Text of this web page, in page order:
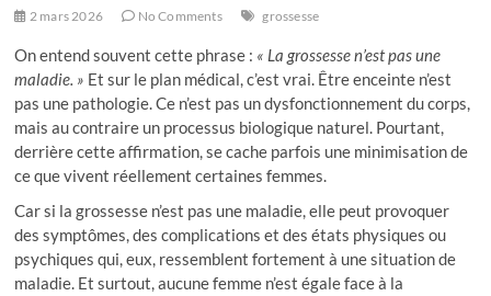
2 mars 2026 No Comments grossesse
On entend souvent cette phrase : « La grossesse n’est pas une
maladie. » Et sur le plan médical, c’est vrai. Être enceinte n’est
pas une pathologie. Ce n’est pas un dysfonctionnement du corps,
mais au contraire un processus biologique naturel. Pourtant,
derrière cette affirmation, se cache parfois une minimisation de
ce que vivent réellement certaines femmes.
Car si la grossesse n’est pas une maladie, elle peut provoquer
des symptômes, des complications et des états physiques ou
psychiques qui, eux, ressemblent fortement à une situation de
maladie. Et surtout, aucune femme n’est égale face à la